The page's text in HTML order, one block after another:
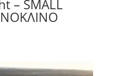
– SMALL